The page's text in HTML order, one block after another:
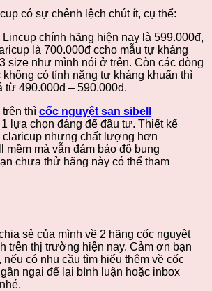
có sự chênh lệch chút ít, cụ thể:
chính hãng hiện nay là 599.000đ,
là 700.000đ ccho mẫu tự kháng
size như mình nói ở trên. Còn các dòng
không có tính năng tự kháng khuẩn thì
từ 490.000đ – 590.000đ.
trên thì cốc nguyệt san sibell
lựa chọn đáng để đầu tư. Thiết kế
nhưng chất lượng hơn
mềm mà vẫn đảm bảo độ bung
chưa thử hãng này có thể tham
sẻ của mình về 2 hãng cốc nguyệt
trên thị trường hiện nay. Cảm ơn bạn
có nhu cầu tìm hiểu thêm về cốc
ngại để lại bình luận hoặc inbox